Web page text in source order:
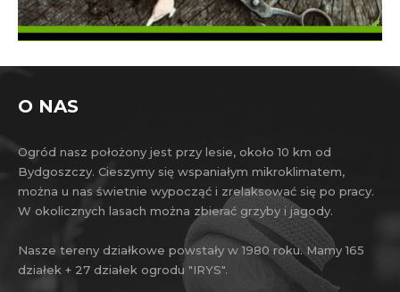
O NAS
Ogród nasz położony jest przy lesie, około 10 km od
Bydgoszczy. Cieszymy się wspaniałym mikroklimatem,
można u nas świetnie wypocząć i zrelaksować się po pracy.
W okolicznych lasach można zbierać grzyby i jagody.
Nasze tereny działkowe powstały w 1980 roku. Mamy 165
działek + 27 działek ogrodu "IRYS".